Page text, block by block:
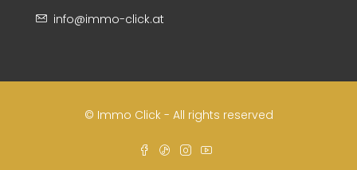
info@immo-click.at
© Immo Click - All rights reserved